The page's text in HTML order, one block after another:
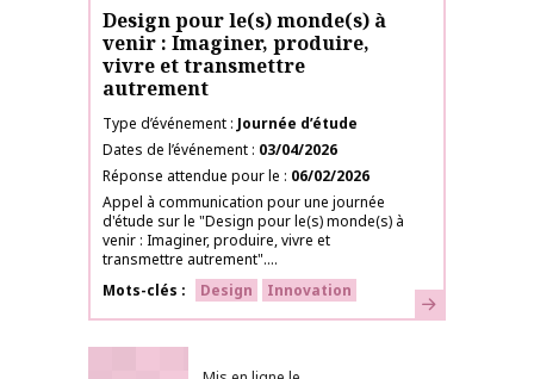
Design pour le(s) monde(s) à
venir : Imaginer, produire,
vivre et transmettre
autrement
Type d’événement Journée d’étude
Dates de l’événement 03/04/2026
Réponse attendue pour le
06/02/2026
Appel à communication pour une journée
d'étude sur le "Design pour le(s) monde(s) à
venir : Imaginer, produire, vivre et
transmettre autrement"....
Mots-clés
Design Innovation En savoir plus